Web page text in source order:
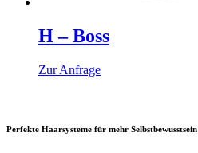
H – Boss
Zur Anfrage
Perfekte Haarsysteme für mehr Selbstbewusstsein